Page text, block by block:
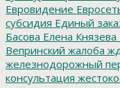
Евровидение
субсидия Единый
Басова Елена Князева
Вепринский жалоба
железнодорожный
консультация